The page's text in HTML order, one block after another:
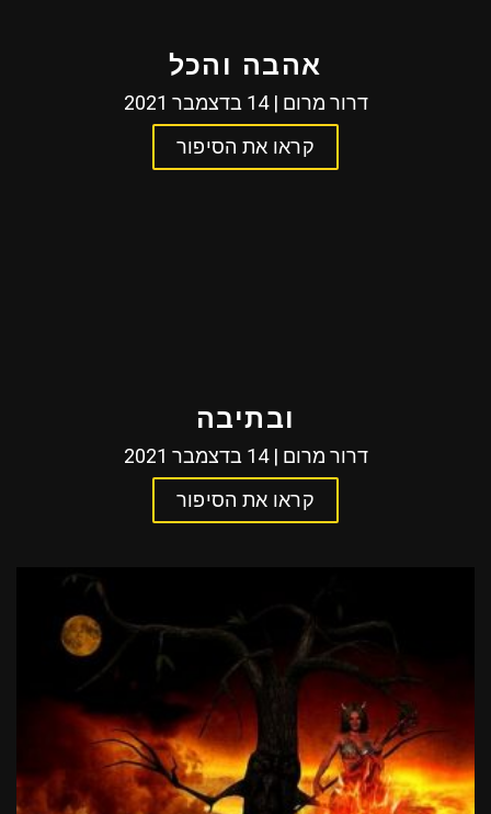
אהבה והכל
דרור מרום | 14 בדצמבר 2021
קראו את הסיפור
ובתיבה
דרור מרום | 14 בדצמבר 2021
קראו את הסיפור